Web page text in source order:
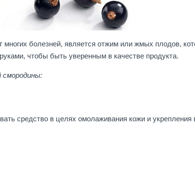
болезней, является отжим или жмых плодов,
чтобы быть уверенным в качестве продукта.
смородины:
средство в целях омолаживания кожи и укрепления